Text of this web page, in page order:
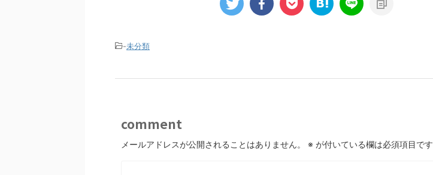
-未分類
comment
メールアドレスが公開されることはありません。 ※ が付いている欄は必須項目です